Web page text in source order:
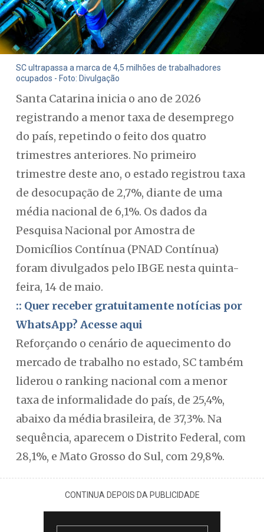
SC ultrapassa a marca de 4,5 milhões de trabalhadores
ocupados - Foto: Divulgação
Santa Catarina inicia o ano de 2026
registrando a menor taxa de desemprego
do país, repetindo o feito dos quatro
trimestres anteriores. No primeiro
trimestre deste ano, o estado registrou taxa
de desocupação de 2,7%, diante de uma
média nacional de 6,1%. Os dados da
Pesquisa Nacional por Amostra de
Domicílios Contínua (PNAD Contínua)
foram divulgados pelo IBGE nesta quinta-
feira, 14 de maio.
:: Quer receber gratuitamente notícias por
WhatsApp? Acesse aqui
Reforçando o cenário de aquecimento do
mercado de trabalho no estado, SC também
liderou o ranking nacional com a menor
taxa de informalidade do país, de 25,4%,
abaixo da média brasileira, de 37,3%. Na
sequência, aparecem o Distrito Federal, com
28,1%, e Mato Grosso do Sul, com 29,8%.
CONTINUA DEPOIS DA PUBLICIDADE